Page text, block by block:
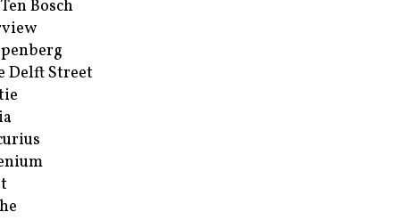
Bosch
Delft Street